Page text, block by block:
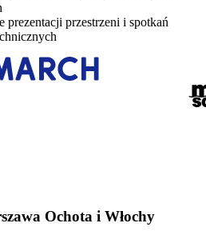
prezentacji przestrzeni i spotkań
Ochota i Włochy